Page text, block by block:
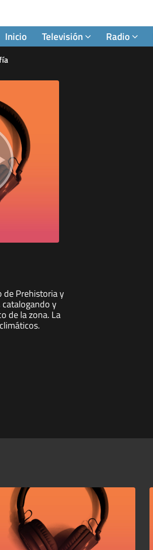
Inicio Televisión Radio
de Prehistoria y
catalogando y
de la zona. La